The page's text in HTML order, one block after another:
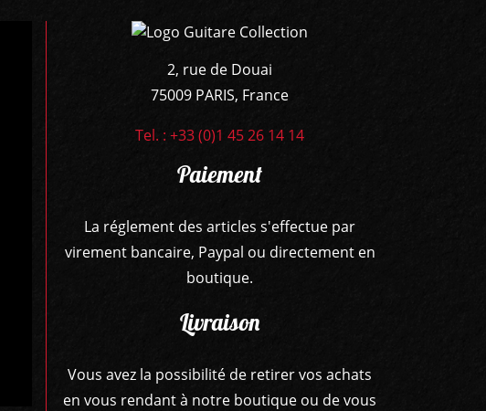
2, rue de Douai
75009 PARIS, France
Tel. : +33 (0)1 45 26 14 14
Paiement
La réglement des articles s'effectue par
virement bancaire, Paypal ou directement en
boutique.
Livraison
Vous avez la possibilité de retirer vos achats
en vous rendant à notre boutique ou de vous